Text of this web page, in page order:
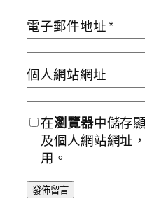
電子郵件地址*
個人網站網址
在瀏覽器中儲存
及個人網站網址
用。